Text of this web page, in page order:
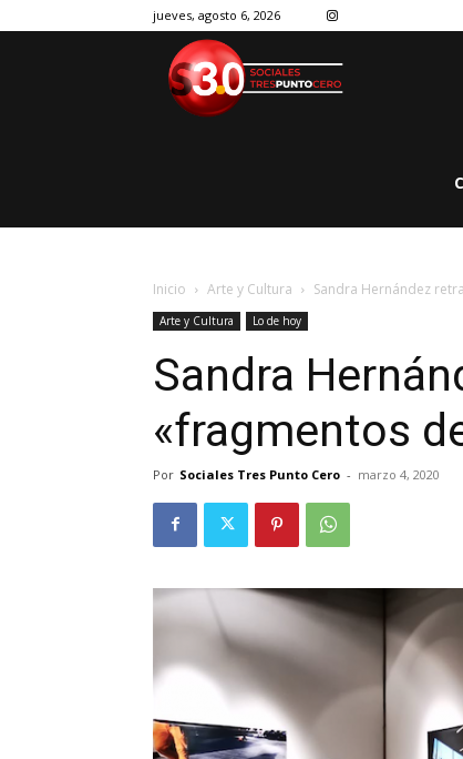
jueves, agosto 6, 2026
Inicio Arte y Cultura Sandra Hernández
Arte y Cultura Lo de hoy
Sandra
«fragmentos
Por Sociales Tres Punto Cero - marzo 4, 2020